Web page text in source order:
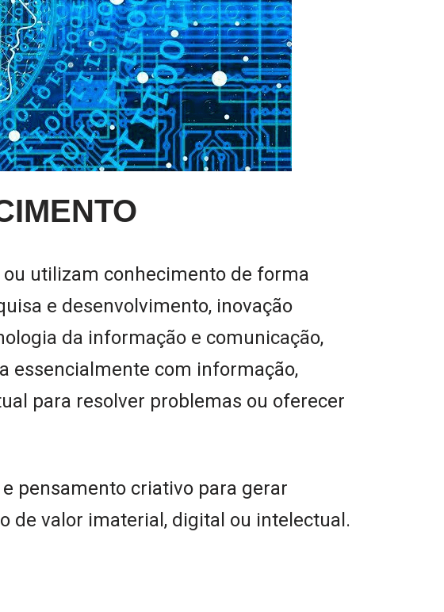
utilizam conhecimento de forma
e desenvolvimento, inovação
da informação e comunicação,
essencialmente com informação,
para resolver problemas ou oferecer
pensamento criativo para gerar
de valor imaterial, digital ou intelectual.